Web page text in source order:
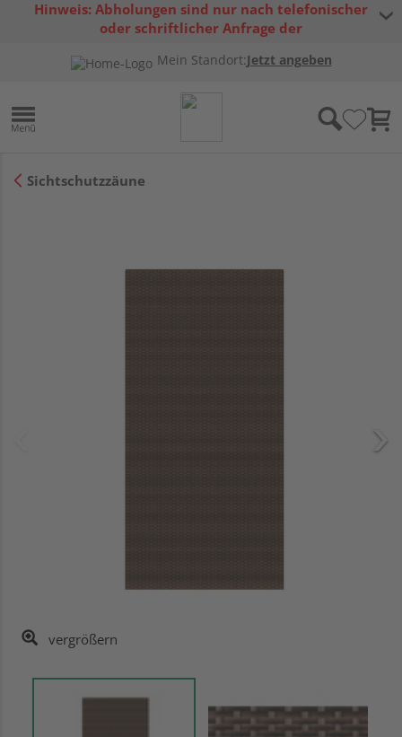
Hinweis: Abholungen sind nur nach telefonischer
oder schriftlicher Anfrage der
Mein Standort:Jetzt angeben
Sichtschutzzäune
vergrößern